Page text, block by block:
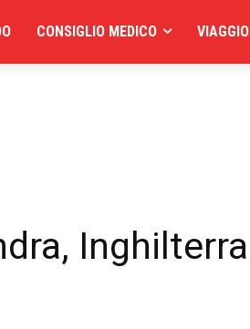
CONSIGLIO MEDICO VIAGGIO
Inghilterra